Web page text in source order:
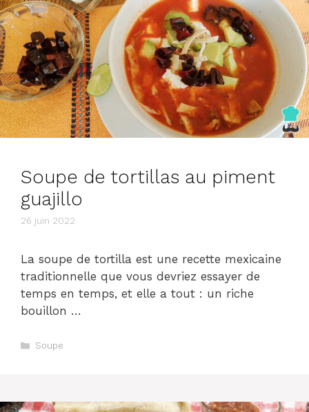
Soupe de tortillas au piment
guajillo
26 juin 2022
La soupe de tortilla est une recette mexicaine
traditionnelle que vous devriez essayer de
temps en temps, et elle a tout : un riche
bouillon …
Catégories
Soupe